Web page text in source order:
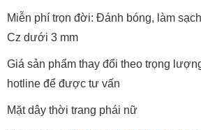
Miễn phí trọn đời: Đánh bóng, làm
Cz dưới 3 mm
Giá sản phẩm thay đổi theo trọng
hotline để được tư vấn
Mặt dây thời trang phái nữ